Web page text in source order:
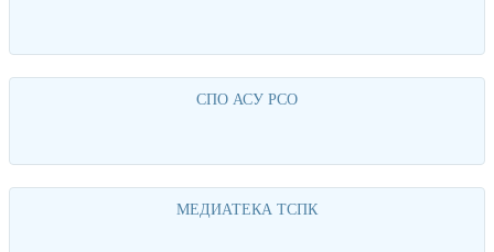
СПО АСУ РСО
МЕДИАТЕКА ТСПК